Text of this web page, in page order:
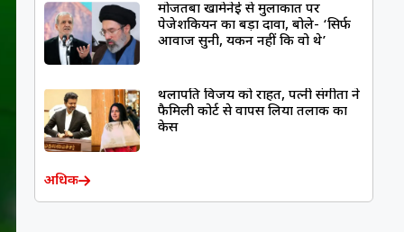
मोजतबा खामेनेई से मुलाकात पर
पेजेशकियन का बड़ा दावा, बोले- ‘सिर्फ
आवाज सुनी, यकीन नहीं कि वो थे’
थलापति विजय को राहत, पत्नी संगीता ने
फैमिली कोर्ट से वापस लिया तलाक का
केस
अधिक